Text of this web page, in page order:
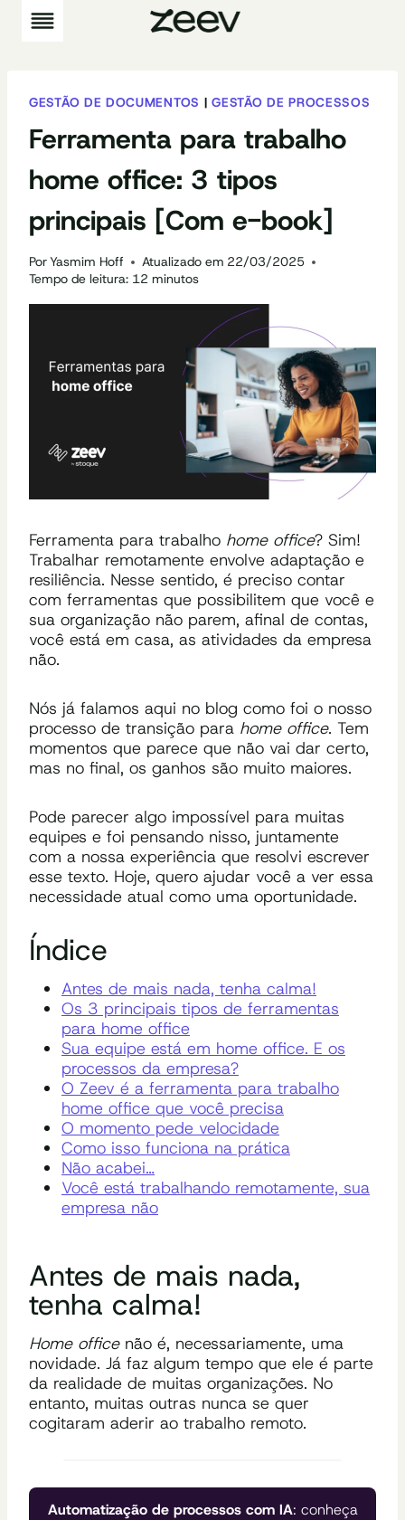
Pular
para
GESTÃO DE DOCUMENTOS |GESTÃO DE PROCESSOS
Ferramenta para trabalho
home office: 3 tipos
principais [Com e-book]
PorYasmim Hoff Atualizado em 22/03/2025
Tempo de leitura: 12 minutos
Ferramenta para trabalho home office? Sim!
Trabalhar remotamente envolve adaptação e
resiliência. Nesse sentido, é preciso contar
com ferramentas que possibilitem que você e
sua organização não parem, afinal de contas,
você está em casa, as atividades da empresa
não.
Nós já falamos aqui no blog como foi o nosso
processo de transição para home office. Tem
momentos que parece que não vai dar certo,
mas no final, os ganhos são muito maiores.
Pode parecer algo impossível para muitas
equipes e foi pensando nisso, juntamente
com a nossa experiência que resolvi escrever
esse texto. Hoje, quero ajudar você a ver essa
necessidade atual como uma oportunidade.
Índice
Antes de mais nada, tenha calma!
Os 3 principais tipos de ferramentas
para home office
Sua equipe está em home office. E os
processos da empresa?
O Zeev é a ferramenta para trabalho
home office que você precisa
O momento pede velocidade
Como isso funciona na prática
Não acabei…
Você está trabalhando remotamente, sua
empresa não
Antes de mais nada,
tenha calma!
Home officenão é, necessariamente, uma
novidade. Já faz algum tempo que ele é parte
da realidade de muitas organizações. No
entanto, muitas outras nunca se quer
cogitaram aderir ao trabalho remoto.
Automatização de processos com IA: conheça